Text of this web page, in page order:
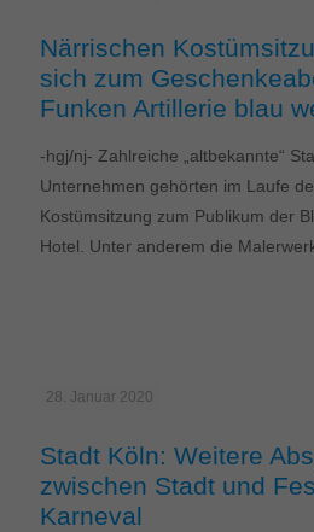
Närrischen
sich zum
Funken Artillerie blau
-hgj/nj- Zahlreiche „altbekannte“
Unternehmen gehörten im Laufe
Kostümsitzung zum Publikum der
Hotel. Unter anderem die
28. Januar 2020
Stadt Köln: Weitere
zwischen Stadt und
Karneval